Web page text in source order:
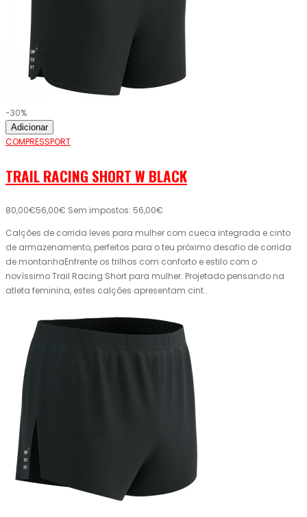
-30%
Adicionar
COMPRESSPORT
TRAIL RACING SHORT W BLACK
80,00€56,00€ Sem impostos: 56,00€
Calções de corrida leves para mulher com cueca integrada e cinto
de armazenamento, perfeitos para o teu próximo desafio de corrida
de montanhaEnfrente os trilhos com conforto e estilo com o
novíssimo Trail Racing Short para mulher. Projetado pensando na
atleta feminina, estes calções apresentam cint..